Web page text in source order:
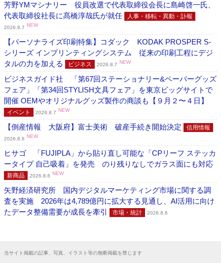
芳野YMマシナリー 役員改選で代表取締役会長に島崎啓一氏、
代表取締役社長に髙橋淳哉氏が就任
人事・移転・異動・訃報
2026.8.7 NEW
【パーソナライズ印刷特集】コダック KODAK PROSPER S-
シリーズ インプリンティングシステム 従来の印刷工程にデジ
タルの力を加える
ビジネス 2026.8.7 NEW
ビジネスガイド社 「第67回ステーショナリー&ペーパーグッズ
フェア」「第34回STYLISH文具フェア」を東京ビッグサイトで
開催 OEMやオリジナルグッズ製作の商談も【９月２〜４日】
イベント 2026.8.7 NEW
【倒産情報 大阪府】富士美術 破産手続き開始決定 信用情報
2026.8.6 NEW
ヒサゴ 「FUJIPLA」から貼り直し可能な「CPリーフ ステッカ
ータイプ 自己吸着」を発売 のり残りなしでガラス面にも対応
新商品 2026.8.6 NEW
矢野経済研究所 国内デジタルマーケティング市場に関する調
査を実施 2026年は4,789億円に拡大する見通し、AI活用に向け
たデータ整備需要が成長を牽引
市場・統計 2026.8.6
当サイト掲載の記事、写真、イラスト等の無断掲載を禁じます